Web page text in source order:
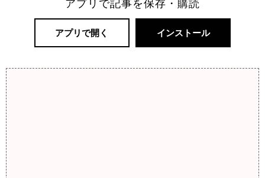
アプリで記事を保存・購読
アプリで開く インストール